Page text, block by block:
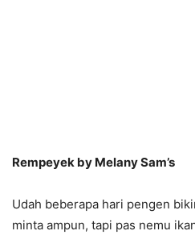
Rempeyek by Melany Sam’s
Udah beberapa hari pengen
minta ampun, tapi pas nemu